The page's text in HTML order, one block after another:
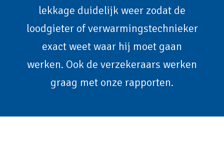
lekkage duidelijk weer zodat de
loodgieter of verwarmingstechnieker
exact weet waar hij moet gaan
werken. Ook de verzekeraars werken
graag met onze rapporten.